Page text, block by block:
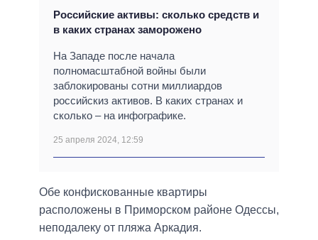
Российские активы: сколько средств и
в каких странах заморожено
На Западе после начала
полномасштабной войны были
заблокированы сотни миллиардов
российскиз активов. В каких странах и
сколько – на инфографике.
25 апреля 2024, 12:59
Обе конфискованные квартиры
расположены в Приморском районе Одессы,
неподалеку от пляжа Аркадия.